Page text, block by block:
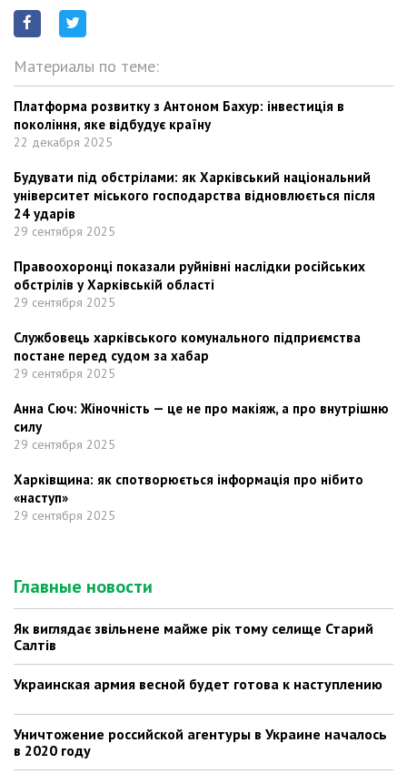
Материалы по теме:
Платформа розвитку з Антоном Бахур: інвестиція в
покоління, яке відбудує країну
22 декабря 2025
Будувати під обстрілами: як Харківський національний
університет міського господарства відновлюється після
24 ударів
29 сентября 2025
Правоохоронці показали руйнівні наслідки російських
обстрілів у Харківській області
29 сентября 2025
Службовець харківського комунального підприємства
постане перед судом за хабар
29 сентября 2025
Анна Сюч: Жіночність — це не про макіяж, а про внутрішню
силу
29 сентября 2025
Харківщина: як спотворюється інформація про нібито
«наступ»
29 сентября 2025
Главные новости
Як виглядає звільнене майже рік тому селище Старий
Салтів
Украинская армия весной будет готова к наступлению
Уничтожение российской агентуры в Украине началось
в 2020 году